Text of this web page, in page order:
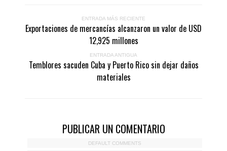
ENTRADA MÁS RECIENTE
Exportaciones de mercancías alcanzaron un valor de USD
12,925 millones
ENTRADA ANTIGUA
Temblores sacuden Cuba y Puerto Rico sin dejar daños
materiales
PUBLICAR UN COMENTARIO
DEFAULT COMMENTS